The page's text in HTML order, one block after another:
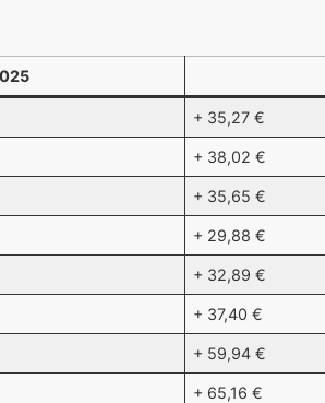
+ 35,27 €
+ 38,02 €
+ 35,65 €
+ 29,88 €
+ 32,89 €
+ 37,40 €
+ 59,94 €
+ 65,16 €